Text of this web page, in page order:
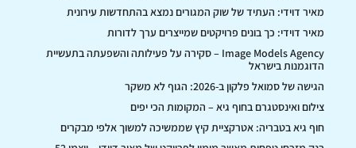
מאיר דוידי: העתיד של שוק המגורים נמצא בהתחדשות עירונית
מאיר דוידי: כך בונים פרויקטים שמייצרים ערך לדורות
Image Models Agency – סקירה על פעילותה והשפעתה בתעשיית
הדוגמנות בישראל
הגישה של סמואל פלקון ב-2026: הגוף לא משקר
צילום ואינסטגרם בחוף גיא – המקומות הכי יפים
חוף גיא בטבריה: אטרקציית קיץ שממשיכה למשוך אלפי מבקרים